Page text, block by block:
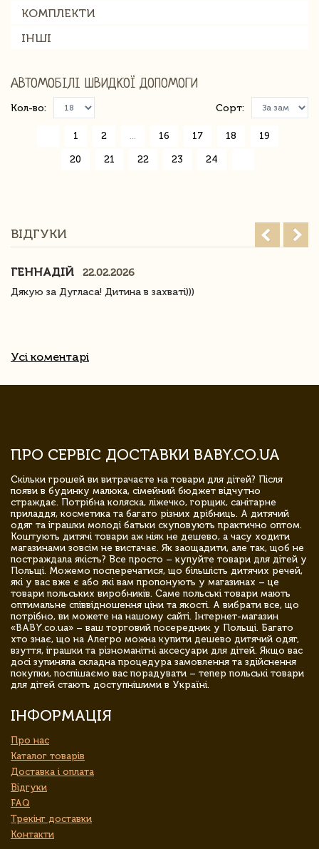
КОМПЛЕКТИ
ІНШІ
АВТОМОБІЛІ ШВИДКОЇ ДОПОМОГИ
Кол-во: Сорт:
1 2 16 17 18 19
20 21 22 23 24
ВІДГУКИ
ГЕННАДІЙ
22.02.2026
Дякую за Дугласа! Дитина в захваті)))
Усі коментарі
ПРО СЕРВІС ДОСТАВКИ BABY.CO.UA
Скільки грошей ви витрачаєте на товари для дітей? Після
появи в будинку малюка, сімейний бюджет відчутно
страждає. Потрібна коляска, ліжечко, горщик, санітарне
приладдя, косметика та багато різних дрібниць. А дитячий
одяг та іграшки молоді батьки скуповують практично оптом.
Коштують дитячі товари аж ніяк не дешево, а часу ходити
магазинами зовсім не вистачає. Як заощадити, але так, щоб не
постраждала якість? Все просто – купуйте товари для дітей у
Польщі. Можемо посперечатися, що більшість дитячих речей,
які у вас вже є або які вам пропонують у магазинах – це
товари польських виробників. Саме польські товари мають
оптимальне співвідношення ціни та якості. А вибрати все, що
потрібно, ви можете на нашому сайті. Інтернет-магазин
«BABY.co.ua» – ваш торговий посередник у Польщі. Багато
хто знає, що на Алегро можна купити дешево дитячий одяг,
взуття, іграшки та різноманітні аксесуари для дітей. Якщо вас
досі зупиняла складна процедура замовлення та здійснення
покупки, поспішаємо вас порадувати – тепер польські товари
для дітей стають доступнішими в Україні.
ІНФОРМАЦІЯ
Про нас
Каталог товарів
Доставка і оплата
Відгуки
FAQ
Трекінг доставки
Контакти